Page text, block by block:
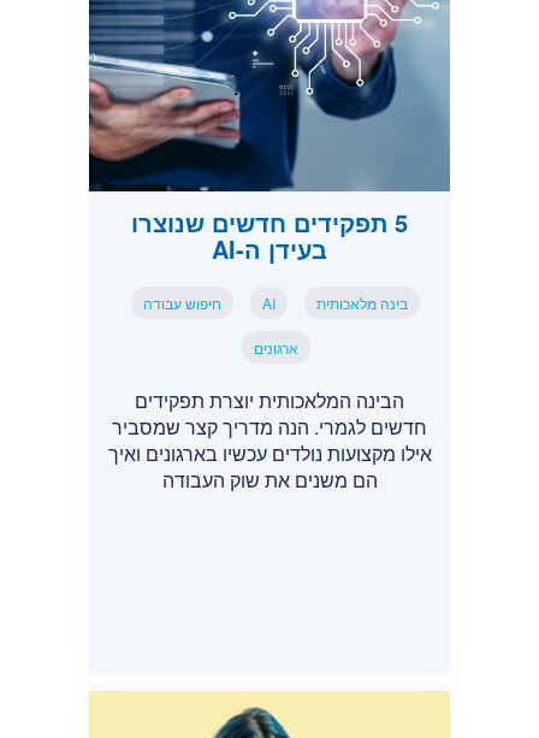
5 תפקידים חדשים שנוצרו
בעידן ה-AI
בינה מלאכותית AI חיפוש עבודה
ארגונים
הבינה המלאכותית יוצרת תפקידים
חדשים לגמרי. הנה מדריך קצר שמסביר
אילו מקצועות נולדים עכשיו בארגונים ואיך
הם משנים את שוק העבודה